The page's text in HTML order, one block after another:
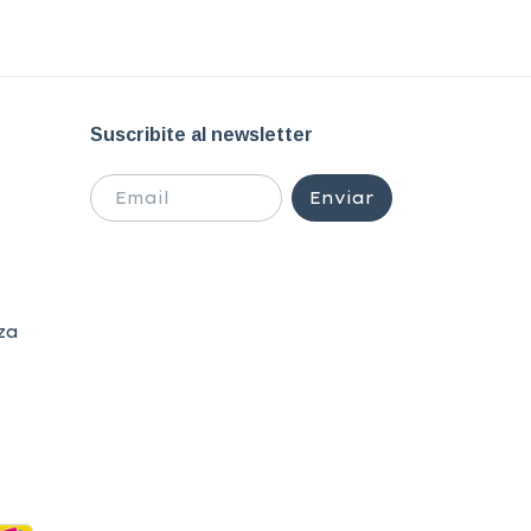
Suscribite al newsletter